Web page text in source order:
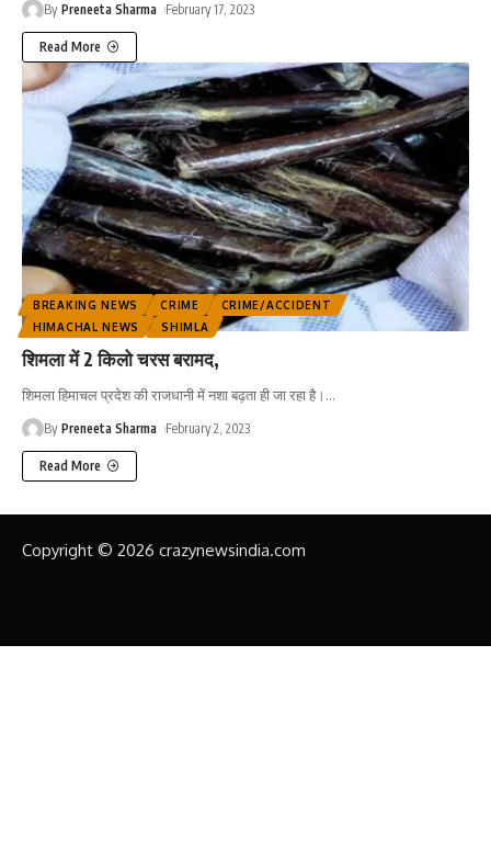
By Preneeta Sharma February 17, 2023
Read More
BREAKING NEWS CRIME
CRIME/ACCIDENT
HIMACHAL NEWS
SHIMLA
शिमला में 2 किलो चरस बरामद,
शिमला हिमाचल प्रदेश की राजधानी में नशा बढ़ता ही जा रहा है। …
By Preneeta Sharma February 2, 2023
Read More
Copyright © 2026 crazynewsindia.com